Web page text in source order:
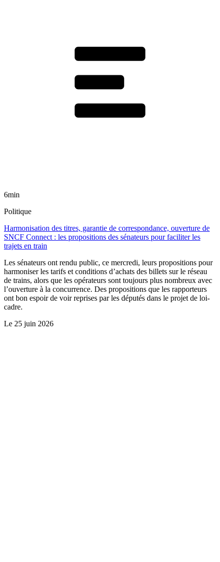
6min
Politique
Harmonisation des titres, garantie de correspondance, ouverture de
SNCF Connect : les propositions des sénateurs pour faciliter les
trajets en train
Les sénateurs ont rendu public, ce mercredi, leurs propositions pour
harmoniser les tarifs et conditions d’achats des billets sur le réseau
de trains, alors que les opérateurs sont toujours plus nombreux avec
l’ouverture à la concurrence. Des propositions que les rapporteurs
ont bon espoir de voir reprises par les députés dans le projet de loi-
cadre.
Le 25 juin 2026